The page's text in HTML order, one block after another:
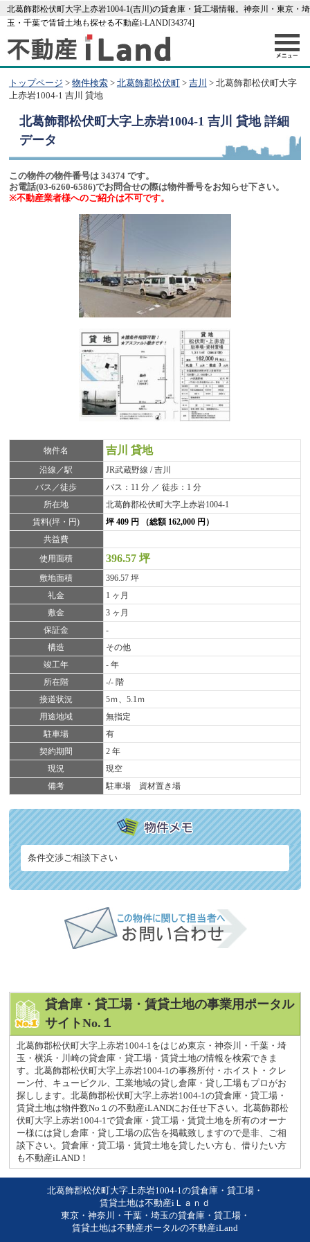
北葛飾郡松伏町大字上赤岩1004-1(吉川)の貸倉庫・貸工場情報。神奈川・東京・埼
玉・千葉で賃貸土地も探せる不動産i-LAND[34374]
トップページ > 物件検索> 北葛飾郡松伏町> 吉川 > 北葛飾郡松伏町大字
上赤岩1004-1 吉川 貸地
北葛飾郡松伏町大字上赤岩1004-1 吉川 貸地詳細
データ
この物件の物件番号は 34374 です。
お電話(03-6260-6586)でお問合せの際は物件番号をお知らせ下さい。
※不動産業者様へのご紹介は不可です。
物件名 吉川 貸地
沿線／駅
JR武蔵野線 / 吉川
バス／徒歩
バス：11 分 ／ 徒歩：1 分
所在地
北葛飾郡松伏町大字上赤岩1004-1
賃料(坪・円)
坪 409 円 （総額 162,000 円）
共益費
使用面積
396.57 坪
敷地面積
396.57 坪
礼金
1 ヶ月
敷金
3 ヶ月
保証金
-
構造
その他
竣工年
- 年
所在階
-/- 階
接道状況
5ｍ、5.1ｍ
用途地域
無指定
駐車場
有
契約期間
2 年
現況
現空
備考
駐車場 資材置き場
条件交渉ご相談下さい
貸倉庫・貸工場・賃貸土地の事業用ポータル
サイトNo.１
北葛飾郡松伏町大字上赤岩1004-1をはじめ東京・神奈川・千葉・埼
玉・横浜・川崎の貸倉庫・貸工場・賃貸土地の情報を検索できま
す。北葛飾郡松伏町大字上赤岩1004-1の事務所付・ホイスト・クレ
ーン付、キュービクル、工業地域の貸し倉庫・貸し工場もプロがお
探しします。北葛飾郡松伏町大字上赤岩1004-1の貸倉庫・貸工場・
賃貸土地は物件数No１の不動産iLANDにお任せ下さい。北葛飾郡松
伏町大字上赤岩1004-1で貸倉庫・貸工場・賃貸土地を所有のオーナ
ー様には貸し倉庫・貸し工場の広告を掲載致しますので是非、ご相
談下さい。貸倉庫・貸工場・賃貸土地を貸したい方も、借りたい方
も不動産iLAND！
北葛飾郡松伏町大字上赤岩1004-1の貸倉庫・貸工場・
賃貸土地は不動産iＬａｎｄ
東京・神奈川・千葉・埼玉の貸倉庫・貸工場・
賃貸土地は不動産ポータルの不動産iLand